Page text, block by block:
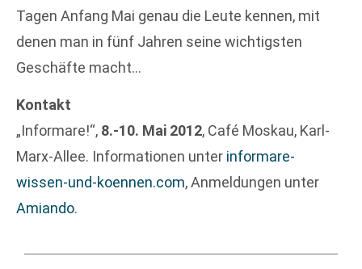
Tagen Anfang Mai genau die Leute kennen, mit
denen man in fünf Jahren seine wichtigsten
Geschäfte macht…
Kontakt
„Informare!“, 8.-10. Mai 2012, Café Moskau, Karl-
Marx-Allee. Informationen unter informare-
wissen-und-koennen.com, Anmeldungen unter
Amiando.